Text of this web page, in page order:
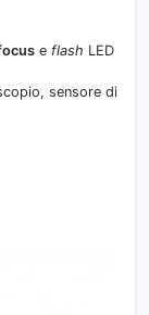
e flash LED
sensore di